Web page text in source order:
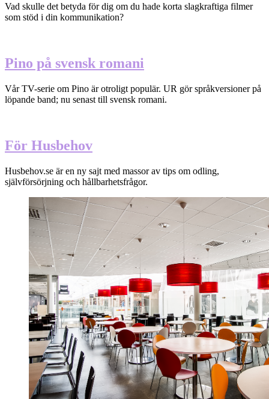
Vad skulle det betyda för dig om du hade korta slagkraftiga filmer
som stöd i din kommunikation?
Pino på svensk romani
Vår TV-serie om Pino är otroligt populär. UR gör språkversioner på
löpande band; nu senast till svensk romani.
För Husbehov
Husbehov.se är en ny sajt med massor av tips om odling,
självförsörjning och hållbarhetsfrågor.